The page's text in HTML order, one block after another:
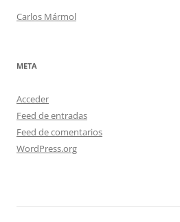
Carlos Mármol
META
Acceder
Feed de entradas
Feed de comentarios
WordPress.org